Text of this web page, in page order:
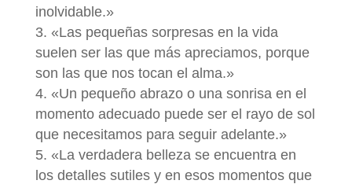
inolvidable.»
«Las pequeñas sorpresas en la vida
suelen ser las que más apreciamos, porque
son las que nos tocan el alma.»
«Un pequeño abrazo o una sonrisa en el
momento adecuado puede ser el rayo de sol
que necesitamos para seguir adelante.»
«La verdadera belleza se encuentra en
los detalles sutiles y en esos momentos que